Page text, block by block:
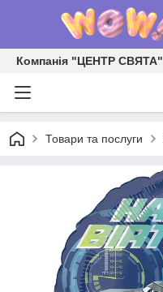
Компанія "ЦЕНТР СВЯТА"
Товари та послуги